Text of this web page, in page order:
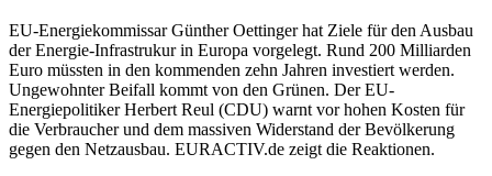
EU-Energiekommissar Günther Oettinger hat Ziele für den Ausbau
der Energie-Infrastrukur in Europa vorgelegt. Rund 200 Milliarden
Euro müssten in den kommenden zehn Jahren investiert werden.
Ungewohnter Beifall kommt von den Grünen. Der EU-
Energiepolitiker Herbert Reul (CDU) warnt vor hohen Kosten für
die Verbraucher und dem massiven Widerstand der Bevölkerung
gegen den Netzausbau. EURACTIV.de zeigt die Reaktionen.